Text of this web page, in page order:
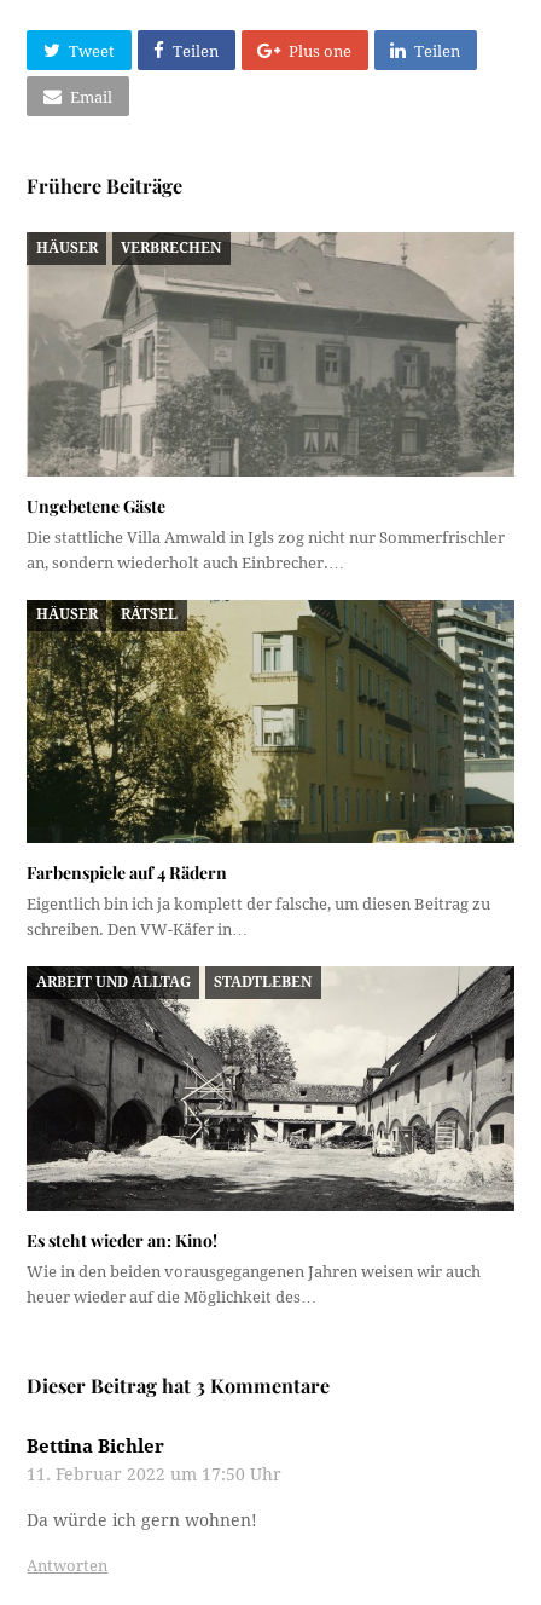
Tweet Teilen Plus one Teilen
Email
Frühere Beiträge
HÄUSER VERBRECHEN
Ungebetene Gäste
Die stattliche Villa Amwald in Igls zog nicht nur Sommerfrischler
an, sondern wiederholt auch Einbrecher.…
HÄUSER RÄTSEL
Farbenspiele auf 4 Rädern
Eigentlich bin ich ja komplett der falsche, um diesen Beitrag zu
schreiben. Den VW-Käfer in…
ARBEIT UND ALLTAG STADTLEBEN
Es steht wieder an: Kino!
Wie in den beiden vorausgegangenen Jahren weisen wir auch
heuer wieder auf die Möglichkeit des…
Dieser Beitrag hat 3 Kommentare
Bettina Bichler
11. Februar 2022 um 17:50 Uhr
Da würde ich gern wohnen!
Antworten